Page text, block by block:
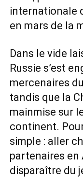
internationale
en mars de la
Dans le vide
Russie s’est
mercenaires
tandis que la
mainmise sur
continent.
simple : aller
partenaires en
disparaître du